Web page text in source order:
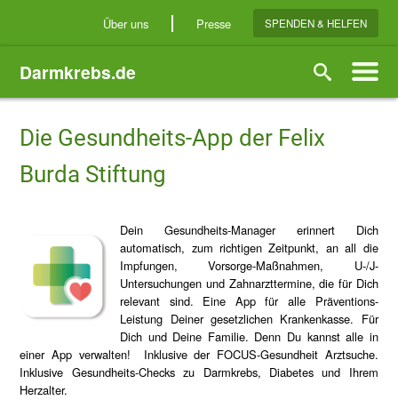
Über uns Presse SPENDEN & HELFEN
Darmkrebs.de
Die Gesundheits-App der Felix
Burda Stiftung
Dein Gesundheits-Manager erinnert Dich
automatisch, zum richtigen Zeitpunkt, an all die
Impfungen, Vorsorge-Maßnahmen, U-/J-
Untersuchungen und Zahnarzttermine, die für Dich
relevant sind. Eine App für alle Präventions-
Leistung Deiner gesetzlichen Krankenkasse. Für
Dich und Deine Familie. Denn Du kannst alle in
einer App verwalten! Inklusive der FOCUS-Gesundheit Arztsuche.
Inklusive Gesundheits-Checks zu Darmkrebs, Diabetes und Ihrem
Herzalter.